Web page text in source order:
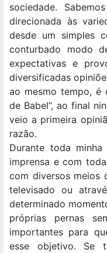
sociedade.
direcionada às
desde um simples
conturbado modo
expectativas e
diversificadas
ao mesmo tempo, é
de Babel”, ao final
veio a primeira
razão.
Durante toda
imprensa e com
com diversos meios
televisado ou
determinado
próprias pernas
importantes para
esse objetivo. Se